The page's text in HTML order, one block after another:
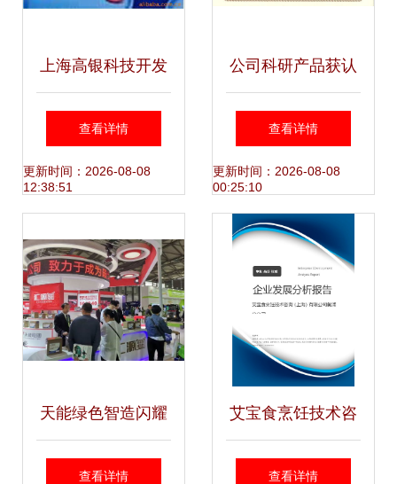
上海高银科技开发
公司 染料中间体产
品与技术咨询全解
查看详情
更新时间：2026-08-08
12:38:51
公司科研产品获认
定 成为上海市高新
技术成果转化项
目，助力技术咨询
新篇章
查看详情
更新时间：2026-08-08
00:25:10
天能绿色智造闪耀
上海国际清洁技术
查看详情
艾宝食烹饪技术咨
询(上海)黄浦分公
查看详情